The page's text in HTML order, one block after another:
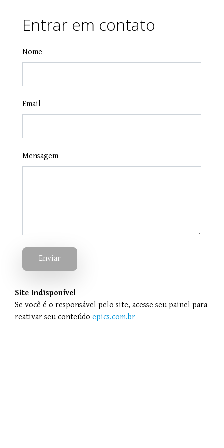
Entrar em contato
Nome
Email
Mensagem
Enviar
Site Indisponível
Se você é o responsável pelo site, acesse seu painel para
reativar seu conteúdo epics.com.br